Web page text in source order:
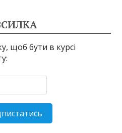
щоб бути в курсі